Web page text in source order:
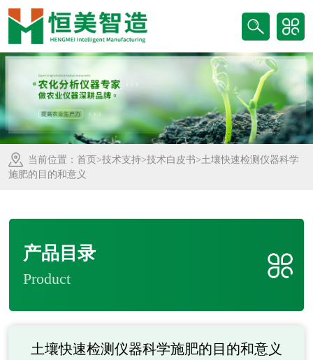
当前位置： 首页 >技术支持>技术白皮书>土壤快速检测仪器科学
施肥的目的和意义
产品目录
Product
土壤快速检测仪器科学施肥的目的和意义